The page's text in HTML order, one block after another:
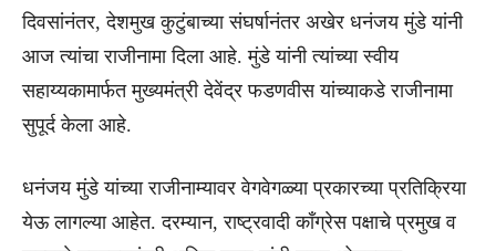
दिवसांनंतर, देशमुख कुटुंबाच्या संघर्षानंतर अखेर धनंजय मुंडे यांनी
आज त्यांचा राजीनामा दिला आहे. मुंडे यांनी त्यांच्या स्वीय
सहाय्यकामार्फत मुख्यमंत्री देवेंद्र फडणवीस यांच्याकडे राजीनामा
सुपूर्द केला आहे.
धनंजय मुंडे यांच्या राजीनाम्यावर वेगवेगळ्या प्रकारच्या प्रतिक्रिया
येऊ लागल्या आहेत. दरम्यान, राष्ट्रवादी काँग्रेस पक्षाचे प्रमुख व